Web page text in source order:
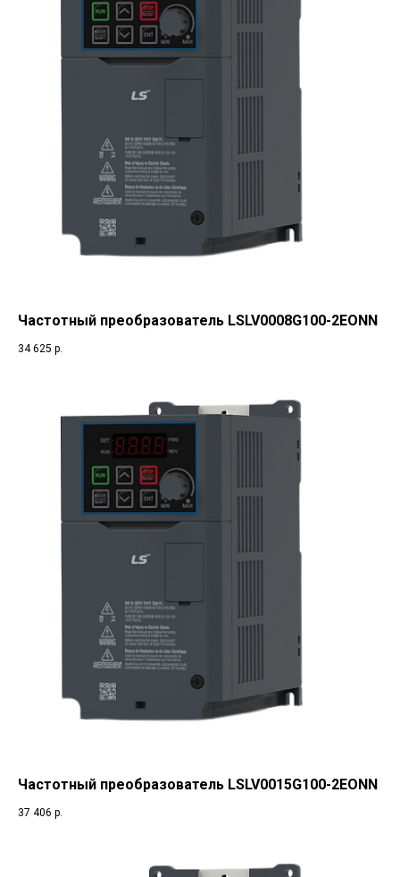
Частотный преобразователь LSLV0008G100-2EONN
34 625 р.
Частотный преобразователь LSLV0015G100-2EONN
37 406 р.